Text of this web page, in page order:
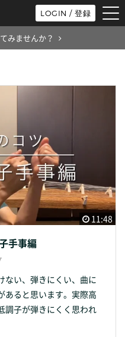
LOGIN / 登録
みませんか？
11:48
手事編
ない、弾きにくい、曲に
あると思います。実際高
調子が弾きにくく思われ